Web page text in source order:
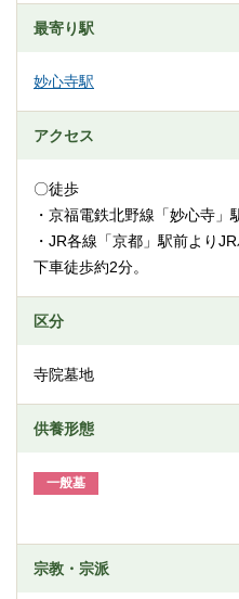
最寄り駅
妙心寺駅
アクセス
〇徒歩
・京福電鉄北野線「妙心寺」
・JR各線「京都」駅前より
下車徒歩約2分。
区分
寺院墓地
供養形態
一般墓
宗教・宗派